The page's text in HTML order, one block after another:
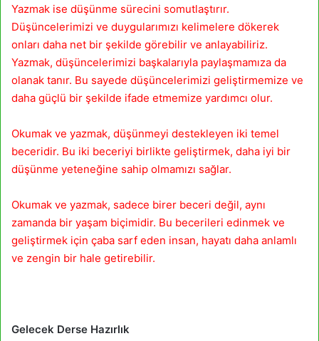
Yazmak ise düşünme sürecini somutlaştırır.
Düşüncelerimizi ve duygularımızı kelimelere dökerek
onları daha net bir şekilde görebilir ve anlayabiliriz.
Yazmak, düşüncelerimizi başkalarıyla paylaşmamıza da
olanak tanır. Bu sayede düşüncelerimizi geliştirmemize ve
daha güçlü bir şekilde ifade etmemize yardımcı olur.
Okumak ve yazmak, düşünmeyi destekleyen iki temel
beceridir. Bu iki beceriyi birlikte geliştirmek, daha iyi bir
düşünme yeteneğine sahip olmamızı sağlar.
Okumak ve yazmak, sadece birer beceri değil, aynı
zamanda bir yaşam biçimidir. Bu becerileri edinmek ve
geliştirmek için çaba sarf eden insan, hayatı daha anlamlı
ve zengin bir hale getirebilir.
Gelecek Derse Hazırlık